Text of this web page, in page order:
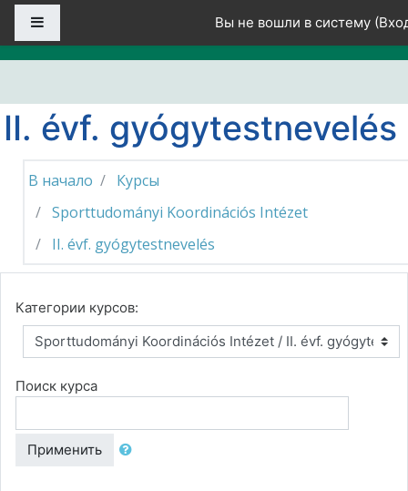
Перейти к основному содержанию
Вы не вошли в систему (
II. évf. gyógytestnevelés
В начало
Курсы
Sporttudományi Koordinációs Intézet
II. évf. gyógytestnevelés
Категории курсов:
Поиск курса
Применить